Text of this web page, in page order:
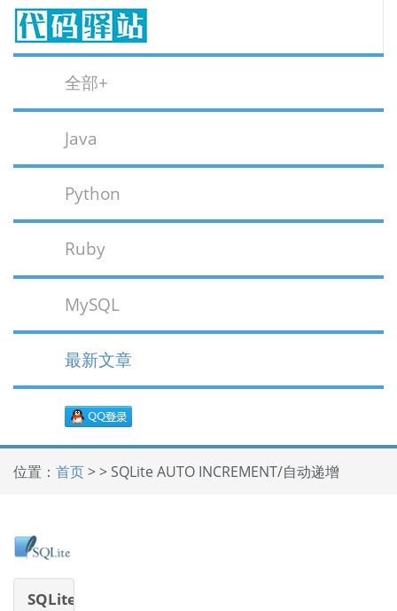
全部+
Java
Python
Ruby
MySQL
最新文章
位置： 首页> > SQLite AUTO INCREMENT/自动递增
SQLite